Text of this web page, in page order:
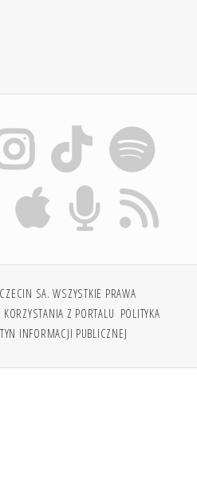
SA. WSZYSTKIE PRAWA
Z PORTALU POLITYKA
INFORMACJI PUBLICZNEJ